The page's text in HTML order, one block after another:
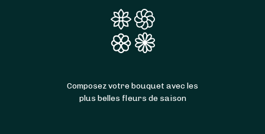
Composez votre bouquet avec les
plus belles fleurs de saison